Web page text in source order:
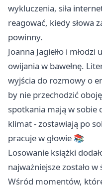
wykluczenia, siła
reagować, kiedy słowa
powinny.
Joanna Jagiełło i
owijania w bawełnę.
wyjścia do rozmowy o
by nie przechodzić
spotkania mają w sobie
klimat - zostawiają po
pracuje w głowie 📚
Losowanie książki
najważniejsze zostało w
Wśród momentów,